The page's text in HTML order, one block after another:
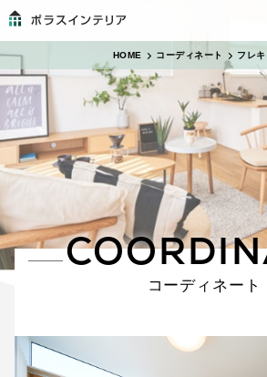
HOME コーディネート フレ
コーディネート